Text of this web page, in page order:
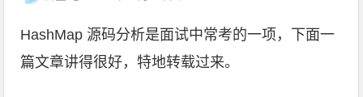
HashMap 源码分析是面试中常考的一项，下面一
篇文章讲得很好，特地转载过来。